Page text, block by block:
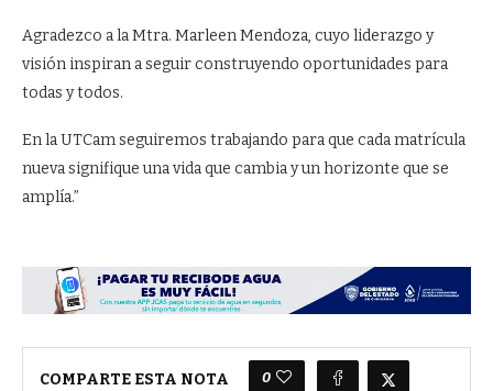
Agradezco a la Mtra. Marleen Mendoza, cuyo liderazgo y
visión inspiran a seguir construyendo oportunidades para
todas y todos.
En la UTCam seguiremos trabajando para que cada matrícula
nueva signifique una vida que cambia y un horizonte que se
amplía.”
COMPARTE ESTA NOTA 0